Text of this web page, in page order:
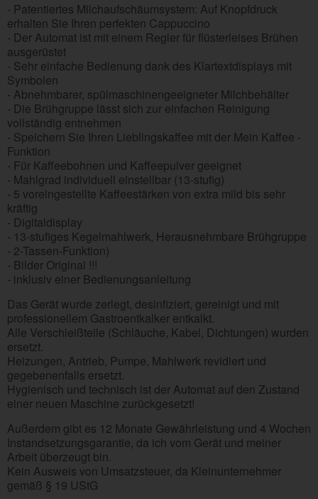
- Patentiertes Milchaufschäumsystem: Auf Knopfdruck
erhalten Sie Ihren perfekten Cappuccino
- Der Automat ist mit einem Regler für flüsterleises Brühen
ausgerüstet
- Sehr einfache Bedienung dank des Klartextdisplays mit
Symbolen
- Abnehmbarer, spülmaschinengeeigneter Milchbehälter
- Die Brühgruppe lässt sich zur einfachen Reinigung
vollständig entnehmen
- Speichern Sie Ihren Lieblingskaffee mit der Mein Kaffee -
Funktion
- Für Kaffeebohnen und Kaffeepulver geeignet
- Mahlgrad individuell einstellbar (13-stufig)
- 5 voreingestellte Kaffeestärken von extra mild bis sehr
kräftig
- Digitaldisplay
- 13-stufiges Kegelmahlwerk, Herausnehmbare Brühgruppe
- 2-Tassen-Funktion)
- Bilder Original !!!
- inklusiv einer Bedienungsanleitung
Das Gerät wurde zerlegt, desinfiziert, gereinigt und mit
professionellem Gastroentkalker entkalkt.
Alle Verschleißteile (Schläuche, Kabel, Dichtungen) wurden
ersetzt.
Heizungen, Antrieb, Pumpe, Mahlwerk revidiert und
gegebenenfalls ersetzt.
Hygienisch und technisch ist der Automat auf den Zustand
einer neuen Maschine zurückgesetzt!
Außerdem gibt es 12 Monate Gewährleistung und 4 Wochen
Instandsetzungsgarantie, da ich vom Gerät und meiner
Arbeit überzeugt bin.
Kein Ausweis von Umsatzsteuer, da Kleinunternehmer
gemäß § 19 UStG